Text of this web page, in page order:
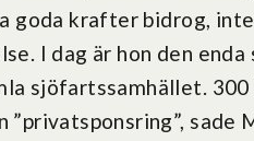
goda krafter bidrog,
I dag är hon den enda
sjöfartssamhället.
sade